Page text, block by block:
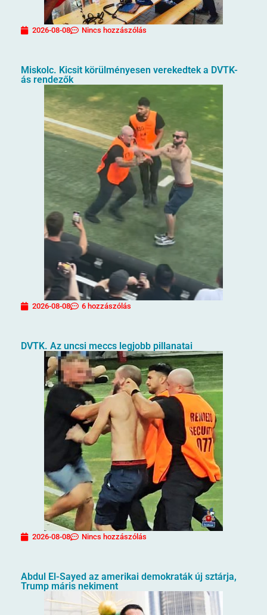
2026-08-08 Nincs hozzászólás
Miskolc. Kicsit körülményesen verekedtek a DVTK-
ás rendezők
2026-08-08 6 hozzászólás
DVTK. Az uncsi meccs legjobb pillanatai
2026-08-08 Nincs hozzászólás
Abdul El-Sayed az amerikai demokraták új sztárja,
Trump máris nekiment